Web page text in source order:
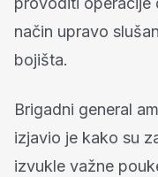
način upravo
bojišta.
Brigadni general
izjavio je kako su
izvukle važne